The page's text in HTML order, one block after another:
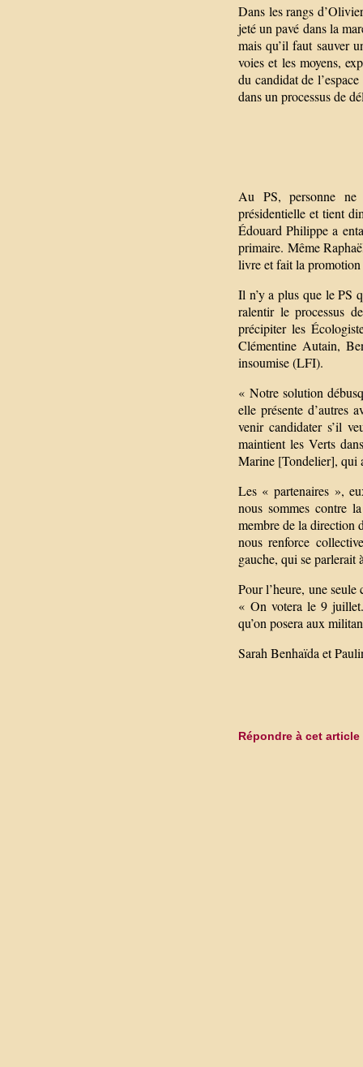
Dans les rangs
jeté un pavé dans la
mais qu’il faut sauver
voies et les moyens,
du candidat de
dans un processus de
Au PS, personne ne
présidentielle et tient
Édouard Philippe a
primaire. Même
livre et fait la promotion
Il n’y a plus que le PS
ralentir le processus
précipiter les
Clémentine Autain,
insoumise (LFI).
« Notre solution
elle présente d’autres
venir candidater s’il
maintient les Verts
Marine [Tondelier], qui
Les « partenaires »,
nous sommes contre
membre de la direction
nous renforce
gauche, qui se
Pour l’heure, une
« On votera le 9
qu’on posera aux
Sarah Benhaïda et
Répondre à cet article